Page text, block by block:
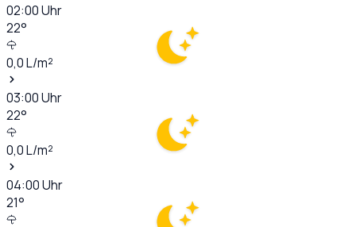
02:00Uhr
22°
0,0L/m²
03:00Uhr
22°
0,0L/m²
04:00Uhr
21°